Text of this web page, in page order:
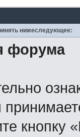
нижеследующее:
форума
кнопку